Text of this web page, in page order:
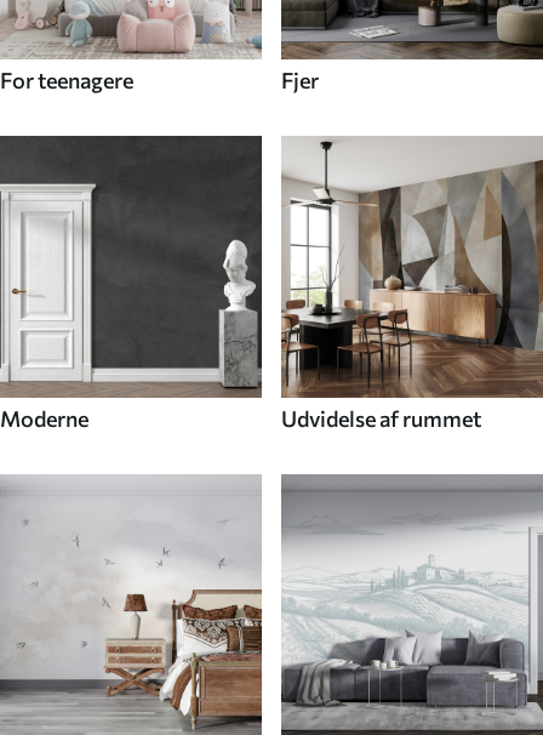
For teenagere Fjer
Moderne Udvidelse af rummet